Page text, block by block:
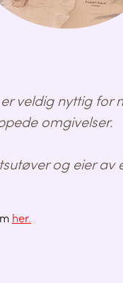
veldig nyttig for
omgivelser.
og eier av
her.